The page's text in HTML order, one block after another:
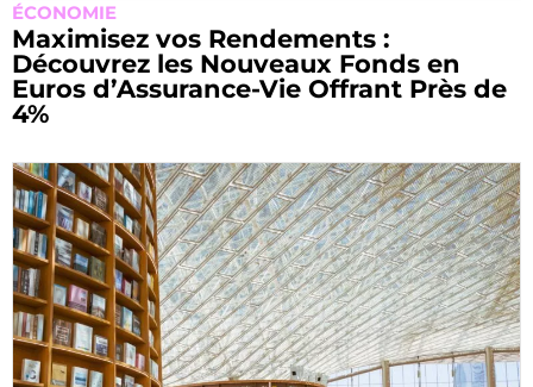
ÉCONOMIE
Maximisez vos Rendements :
Découvrez les Nouveaux Fonds en
Euros d’Assurance-Vie Offrant Près de
4%